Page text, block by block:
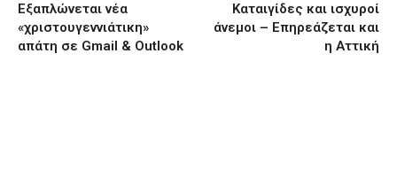
Εξαπλώνεται νέα
«χριστουγεννιάτικη»
απάτη σε Gmail & Outlook
Καταιγίδες και ισχυροί
άνεμοι – Επηρεάζεται και
η Αττική